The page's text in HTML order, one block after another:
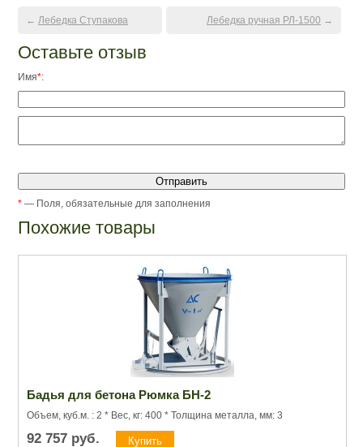
← Лебедка Ступакова Лебедка ручная РЛ-1500 →
Оставьте отзыв
Имя*:
* — Поля, обязательные для заполнения
Похожие товары
Бадья для бетона Рюмка БН-2
Объем, куб.м. : 2 * Вес, кг: 400 * Толщина металла, мм: 3
92 757 руб.